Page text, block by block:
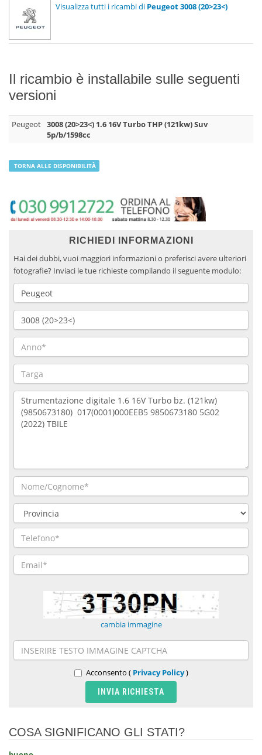
Visualizza tutti i ricambi di Peugeot 3008 (20>23<)
Il ricambio è installabile sulle seguenti
versioni
Peugeot 3008 (20>23<) 1.6 16V Turbo THP (121kw) Suv
5p/b/1598cc
TORNA ALLE DISPONIBILITÀ
RICHIEDI INFORMAZIONI
Hai dei dubbi, vuoi maggiori informazioni o preferisci avere ulteriori
fotografie? Inviaci le tue richieste compilando il seguente modulo:
cambia immagine
Acconsento ( Privacy Policy)
COSA SIGNIFICANO GLI STATI?